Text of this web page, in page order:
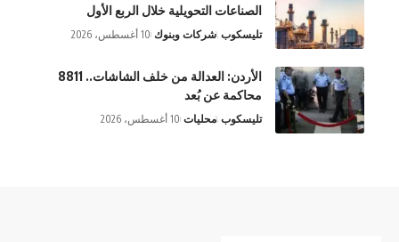
الصناعات التحويلية خلال الربع الأول
تليسكوب شركات وبنوك 10 أغسطس، 2026
الأردن: العدالة من خلف الشاشات.. 8811
محاكمة عن بُعد
تليسكوب محليات 10 أغسطس، 2026